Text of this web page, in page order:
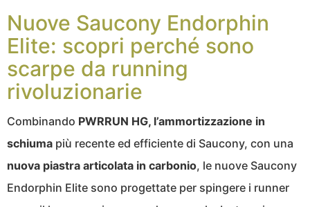
Nuove Saucony Endorphin
Elite: scopri perché sono
scarpe da running
rivoluzionarie
Combinando PWRRUN HG, l’ammortizzazione in
schiuma più recente ed efficiente di Saucony, con una
nuova piastra articolata in carbonio, le nuove Saucony
Endorphin Elite sono progettate per spingere i runner